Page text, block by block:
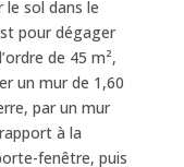
sol dans le
pour dégager
de 45 m²,
un mur de 1,60
par un mur
à la
fenêtre, puis